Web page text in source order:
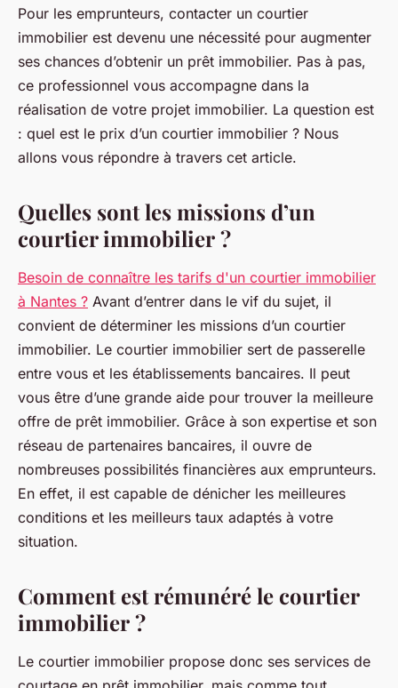
Quel est le prix d'un courtier
immobilier ?
jean•24 août 2023 •2 min de lecture
Pour les emprunteurs, contacter un courtier
immobilier est devenu une nécessité pour augmenter
ses chances d’obtenir un prêt immobilier. Pas à pas,
ce professionnel vous accompagne dans la
réalisation de votre projet immobilier. La question est
: quel est le prix d’un courtier immobilier ? Nous
allons vous répondre à travers cet article.
Quelles sont les missions d’un
courtier immobilier ?
Besoin de connaître les tarifs d'un courtier immobilier
à Nantes ? Avant d’entrer dans le vif du sujet, il
convient de déterminer les missions d’un courtier
immobilier. Le courtier immobilier sert de passerelle
entre vous et les établissements bancaires. Il peut
vous être d’une grande aide pour trouver la meilleure
offre de prêt immobilier. Grâce à son expertise et son
réseau de partenaires bancaires, il ouvre de
nombreuses possibilités financières aux emprunteurs.
En effet, il est capable de dénicher les meilleures
conditions et les meilleurs taux adaptés à votre
situation.
Comment est rémunéré le courtier
immobilier ?
Le courtier immobilier propose donc ses services de